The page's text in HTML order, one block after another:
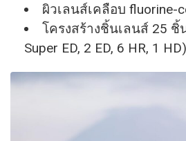
ผิวเลนส์เคลือบ fluorine-
โครงสร้างชิ้นเลนส์ 25
Super ED, 2 ED, 6 HR, 1 HD)